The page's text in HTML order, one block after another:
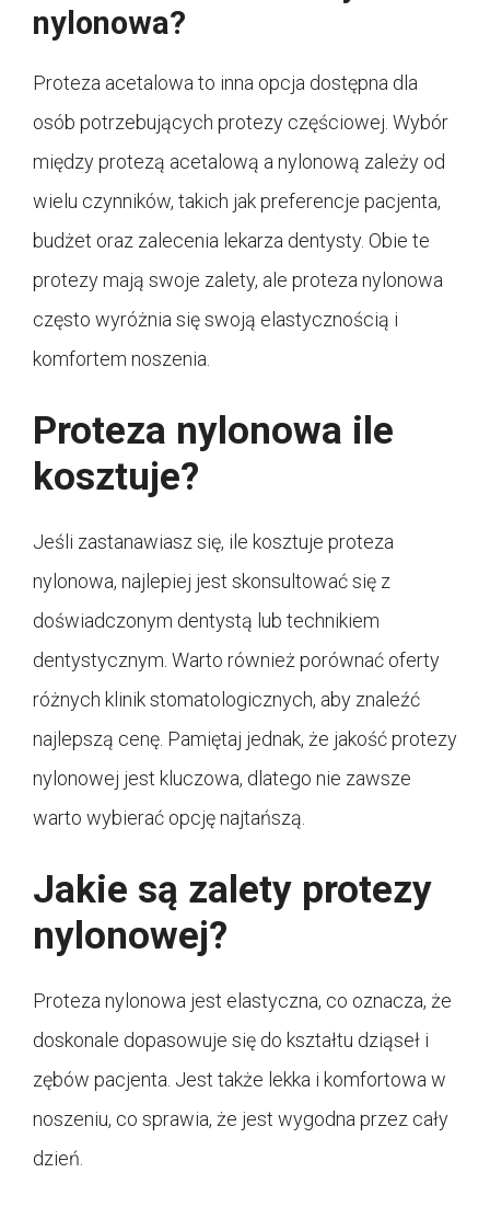
nylonowa?
Proteza acetalowa to inna opcja dostępna dla
osób potrzebujących protezy częściowej. Wybór
między protezą acetalową a nylonową zależy od
wielu czynników, takich jak preferencje pacjenta,
budżet oraz zalecenia lekarza dentysty. Obie te
protezy mają swoje zalety, ale proteza nylonowa
często wyróżnia się swoją elastycznością i
komfortem noszenia.
Proteza nylonowa ile
kosztuje?
Jeśli zastanawiasz się, ile kosztuje proteza
nylonowa, najlepiej jest skonsultować się z
doświadczonym dentystą lub technikiem
dentystycznym. Warto również porównać oferty
różnych klinik stomatologicznych, aby znaleźć
najlepszą cenę. Pamiętaj jednak, że jakość protezy
nylonowej jest kluczowa, dlatego nie zawsze
warto wybierać opcję najtańszą.
Jakie są zalety protezy
nylonowej?
Proteza nylonowa jest elastyczna, co oznacza, że
doskonale dopasowuje się do kształtu dziąseł i
zębów pacjenta. Jest także lekka i komfortowa w
noszeniu, co sprawia, że jest wygodna przez cały
dzień.